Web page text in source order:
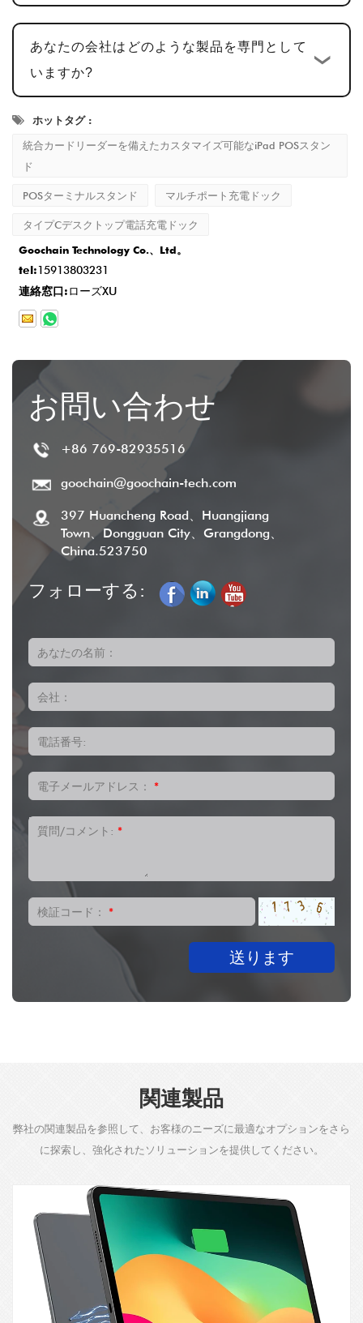
していることを確認します。
配送とアフターサービス: 生産完了後の納期は
通常、
包括的なアフターサービスを提供します。
あなたの会社はどのような製品を専門として
いますか?
ホットタグ :
統合カードリーダーを備えたカスタマイズ可能なiPad POSスタン
ド
POSターミナルスタンド マルチポート充電ドック
タイプCデスクトップ電話充電ドック
Goochain Technology Co.、Ltd。
tel:15913803231
連絡窓口:ローズXU
お問い合わせ
+86 769-82935516
goochain@goochain-tech.com
397 Huancheng Road、Huangjiang
Town、Dongguan City、Grangdong、
China.523750
フォローする:
あなたの名前：
会社：
電話番号:
電子メールアドレス： *
質問/コメント: *
検証コード： *
送ります
関連製品
弊社の関連製品を参照して、お客様のニーズに最適なオプションをさら
に探索し、強化されたソリューションを提供してください。